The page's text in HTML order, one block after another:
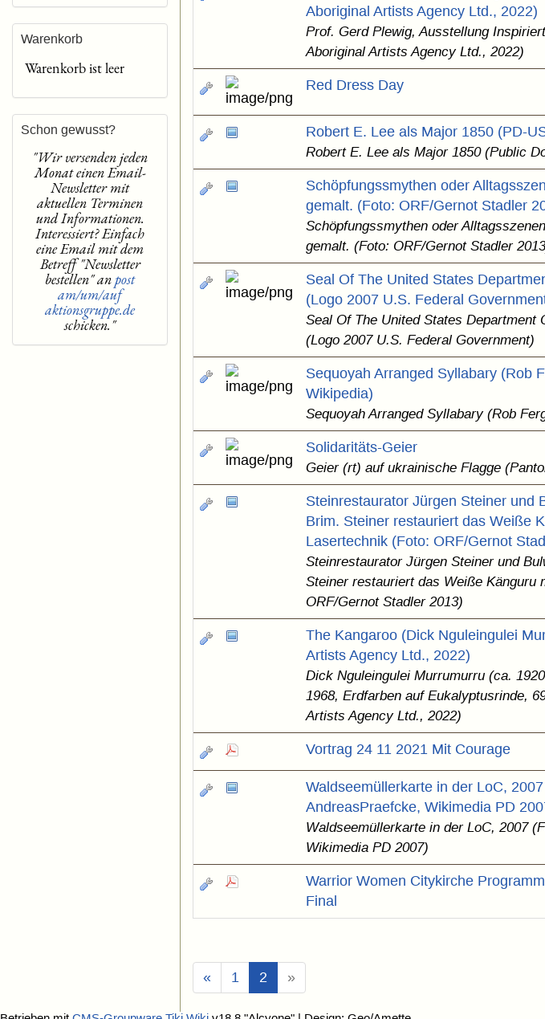
Aboriginal Artists Agency Ltd., 2022)
Prof. Gerd Plewig, Ausstellung
Aboriginal Artists Agency Ltd., 2022)
Red Dress Day
Robert E. Lee als Major 1850 (PD-
Robert E. Lee als Major 1850 (Public
Schöpfungssmythen oder
gemalt. (Foto: ORF/Gernot Stadler
Schöpfungssmythen oder
gemalt. (Foto: ORF/Gernot Stadler
Seal Of The United States
(Logo 2007 U.S. Federal
Seal Of The United States Department
(Logo 2007 U.S. Federal Government)
Sequoyah Arranged Syllabary (Rob
Wikipedia)
Sequoyah Arranged Syllabary (Rob
Solidaritäts-Geier
Geier (rt) auf ukrainische Flagge
Steinrestaurator Jürgen Steiner und
Brim. Steiner restauriert das Weiße
Lasertechnik (Foto: ORF/Gernot
Steinrestaurator Jürgen Steiner und
Steiner restauriert das Weiße Känguru
ORF/Gernot Stadler 2013)
The Kangaroo (Dick Nguleingulei
Artists Agency Ltd., 2022)
Dick Nguleingulei Murrumurru (ca.
1968, Erdfarben auf Eukalyptusrinde,
Artists Agency Ltd., 2022)
Vortrag 24 11 2021 Mit Courage
Waldseemüllerkarte in der LoC,
AndreasPraefcke, Wikimedia PD
Waldseemüllerkarte in der LoC, 2007
Wikimedia PD 2007)
Warrior Women Citykirche
Final
« 1 2 (Aktuell)
»
Warenkorb
Warenkorb ist leer
Schon gewusst?
"Wir versenden jeden
Monat einen Email-
Newsletter mit
aktuellen Terminen
und Informationen.
Interessiert? Einfach
eine Email mit dem
Betreff "Newsletter
bestellen" anpost
am/um/auf
aktionsgruppe.de
schicken."